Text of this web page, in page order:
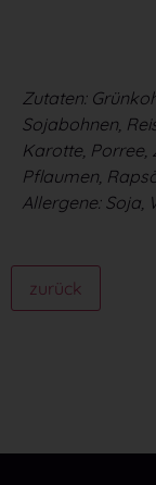
Zutaten:
Sojabohnen,
Karotte, Porree,
Pflaumen,
Allergene: Soja,